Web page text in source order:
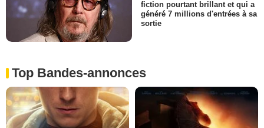
fiction pourtant brillant et qui a
généré 7 millions d'entrées à sa
sortie
Top Bandes-annonces